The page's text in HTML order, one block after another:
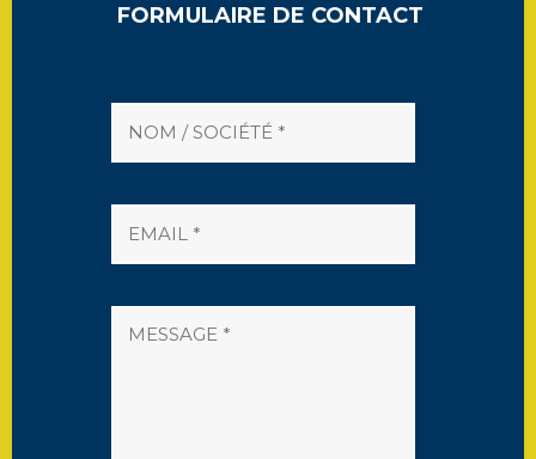
FORMULAIRE DE CONTACT